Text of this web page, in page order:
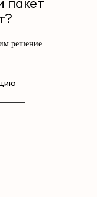
пакет
решение